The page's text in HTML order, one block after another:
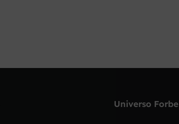
Universo Forbe